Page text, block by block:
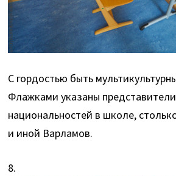
С гордостью быть
Флажками указаны
национальностей в школе,
и иной Варламов.
8.